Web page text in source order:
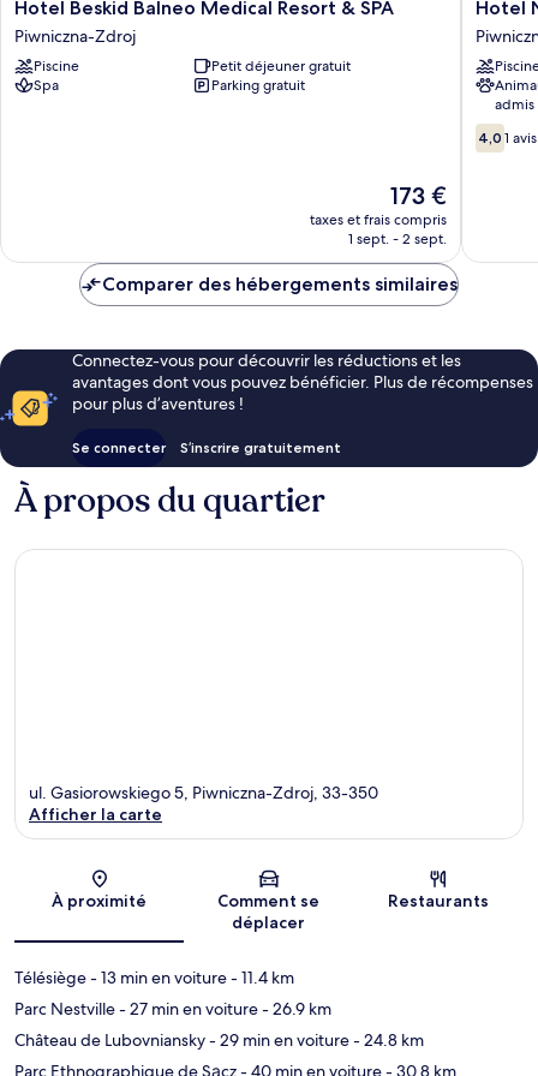
Hotel
Beskid
Balneo
Medical
Resort
Hotel Beskid Balneo Medical Resort & SPA
Piwniczna-Zdroj
Piscine
Petit déjeuner gratuit
Spa
Parking gratuit
Le
nouveau
prix
de
173 €
taxes et frais compris
1 sept. - 2 sept.
Hotel
NAT
Zdrój
Zdroj
Hotel
admis
4.0
sur
4,0 1 avis
Comparer des hébergements similaires
Connectez-vous pour découvrir les réductions et les
avantages dont vous pouvez bénéficier. Plus de récompenses
pour plus d’aventures !
Se connecter S’inscrire gratuitement
À propos du quartier
Carte
ul. Gasiorowskiego 5, Piwniczna-Zdroj, 33-350
Afficher la carte
À proximité
Comment se
déplacer
Restaurants
Télésiège- 13 min en voiture- 11.4 km
Parc Nestville- 27 min en voiture- 26.9 km
Château de Lubovniansky- 29 min en voiture- 24.8 km
Parc Ethnographique de Sącz- 40 min en voiture- 30.8 km